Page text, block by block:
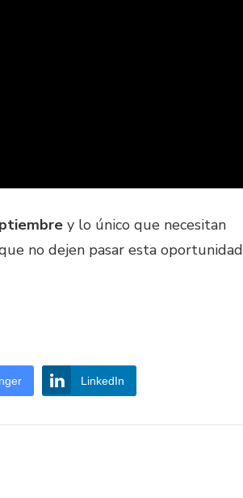
y lo único que necesitan
no dejen pasar esta oportunidad
LinkedIn